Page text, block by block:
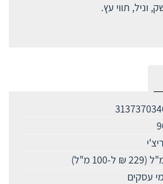
וניל, תווי עץ.